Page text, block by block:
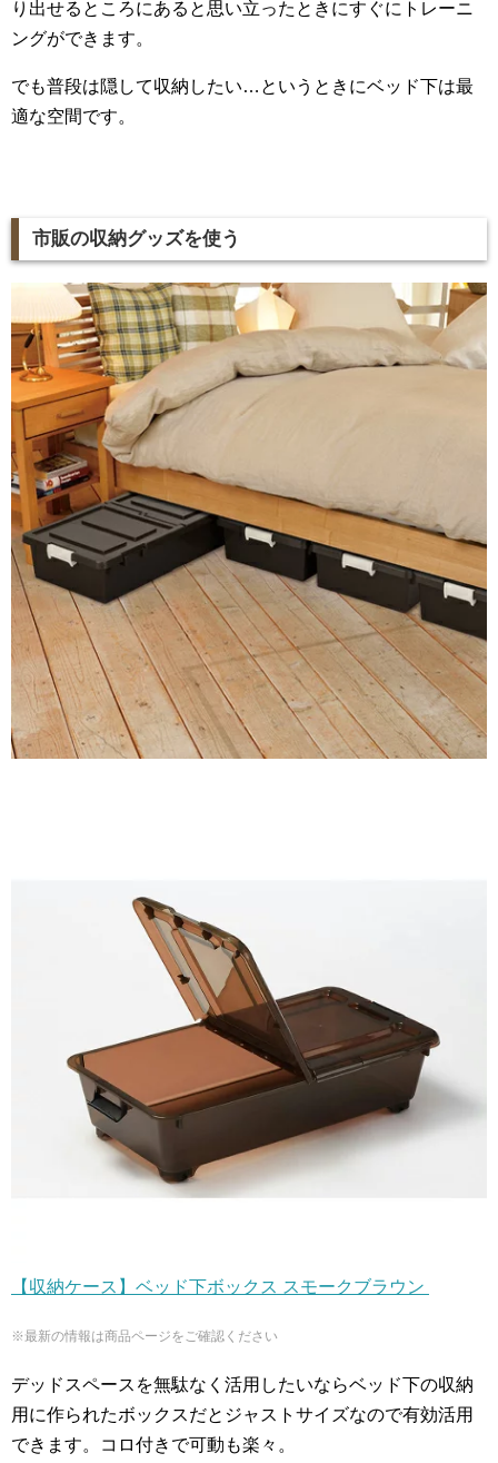
り出せるところにあると思い立ったときにすぐにトレーニ
ングができます。
でも普段は隠して収納したい…というときにベッド下は最
適な空間です。
市販の収納グッズを使う
【収納ケース】ベッド下ボックス スモークブラウン
※最新の情報は商品ページをご確認ください
デッドスペースを無駄なく活用したいならベッド下の収納
用に作られたボックスだとジャストサイズなので有効活用
できます。コロ付きで可動も楽々。